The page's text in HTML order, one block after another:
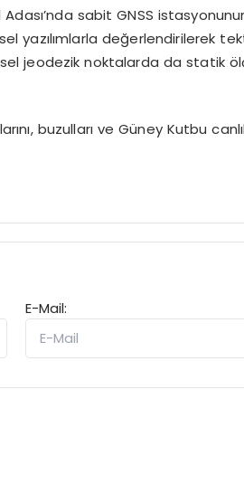
sabit GNSS
yazılımlarla değerlendirilerek
jeodezik noktalarda da statik
buzulları ve Güney Kutbu
E-Mail: